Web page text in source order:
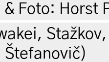
Foto: Horst